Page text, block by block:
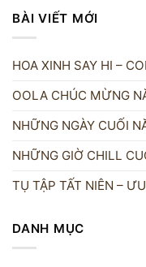
BÀI VIẾT MỚI
HOA XINH SAY HI –
OOLA CHÚC MỪNG
NHỮNG NGÀY CUỐI
NHỮNG GIỜ CHILL
TỤ TẬP TẤT NIÊN –
DANH MỤC